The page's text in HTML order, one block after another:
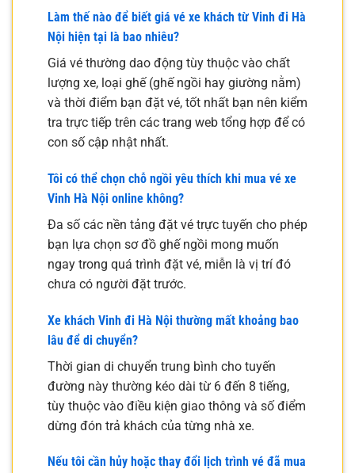
Làm thế nào để biết giá vé xe khách từ Vinh đi Hà
Nội hiện tại là bao nhiêu?
Giá vé thường dao động tùy thuộc vào chất
lượng xe, loại ghế (ghế ngồi hay giường nằm)
và thời điểm bạn đặt vé, tốt nhất bạn nên kiểm
tra trực tiếp trên các trang web tổng hợp để có
con số cập nhật nhất.
Tôi có thể chọn chỗ ngồi yêu thích khi mua vé xe
Vinh Hà Nội online không?
Đa số các nền tảng đặt vé trực tuyến cho phép
bạn lựa chọn sơ đồ ghế ngồi mong muốn
ngay trong quá trình đặt vé, miễn là vị trí đó
chưa có người đặt trước.
Xe khách Vinh đi Hà Nội thường mất khoảng bao
lâu để di chuyển?
Thời gian di chuyển trung bình cho tuyến
đường này thường kéo dài từ 6 đến 8 tiếng,
tùy thuộc vào điều kiện giao thông và số điểm
dừng đón trả khách của từng nhà xe.
Nếu tôi cần hủy hoặc thay đổi lịch trình vé đã mua